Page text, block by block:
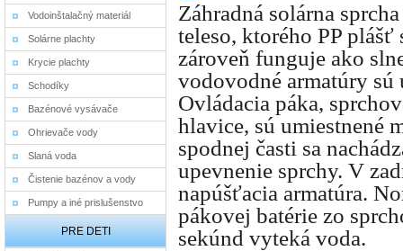
Vodoinštalačný materiál
Solárne plachty
Krycie plachty
Schodíky
Bazénové vysávače
Ohrievače vody
Slaná voda
Čistenie bazénov a vody
Pumpy a iné prislušenstvo
PRE DETI
Záhradná solárna
teleso, ktorého PP
zároveň funguje ako
vodovodné armatúry sú
Ovládacia páka,
hlavice, sú umiestnené
spodnej časti sa
upevnenie sprchy. V
napúšťacia armatúra.
pákovej batérie zo
sekúnd vyteká voda.